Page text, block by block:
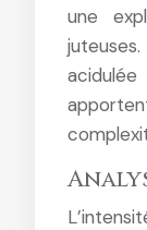
une